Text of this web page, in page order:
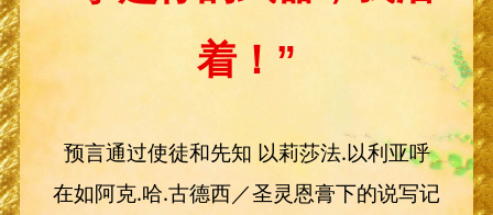
着！”
预言通过使徒和先知 以莉莎法.以利亚呼
在如阿克.哈.古德西／圣灵恩膏下的说写记